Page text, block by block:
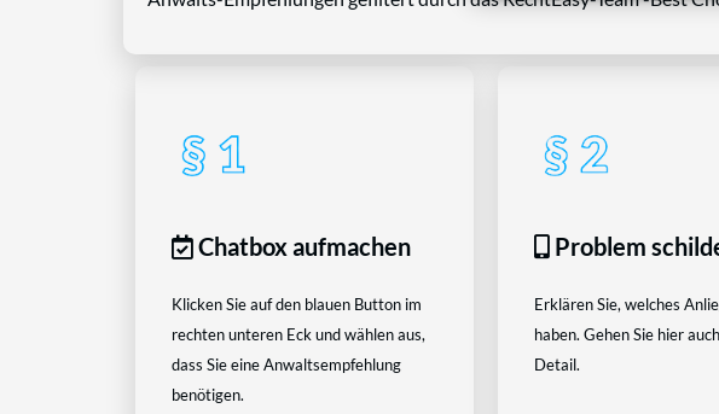
Chatbox aufmachen
Klicken Sie auf den blauen Button im
rechten unteren Eck und wählen aus,
dass Sie eine Anwaltsempfehlung
benötigen.
Problem
Erklären Sie, welches
haben. Gehen Sie hier
Detail.